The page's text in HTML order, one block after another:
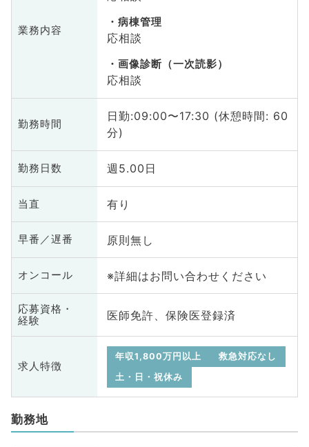
業務内容
病棟管理
応相談
画像診断（一次読影）
応相談
勤務時間
日勤:09:00〜17:30 (休憩時間: 60
分)
勤務日数 週5.00日
当直 有り
早番／遅番 原則無し
オンコール ※詳細はお問い合わせください
応募資格・
経験
医師免許、保険医登録済
求人特徴
年収1,800万円以上
救急対応なし
土・日・祝休み
勤務地